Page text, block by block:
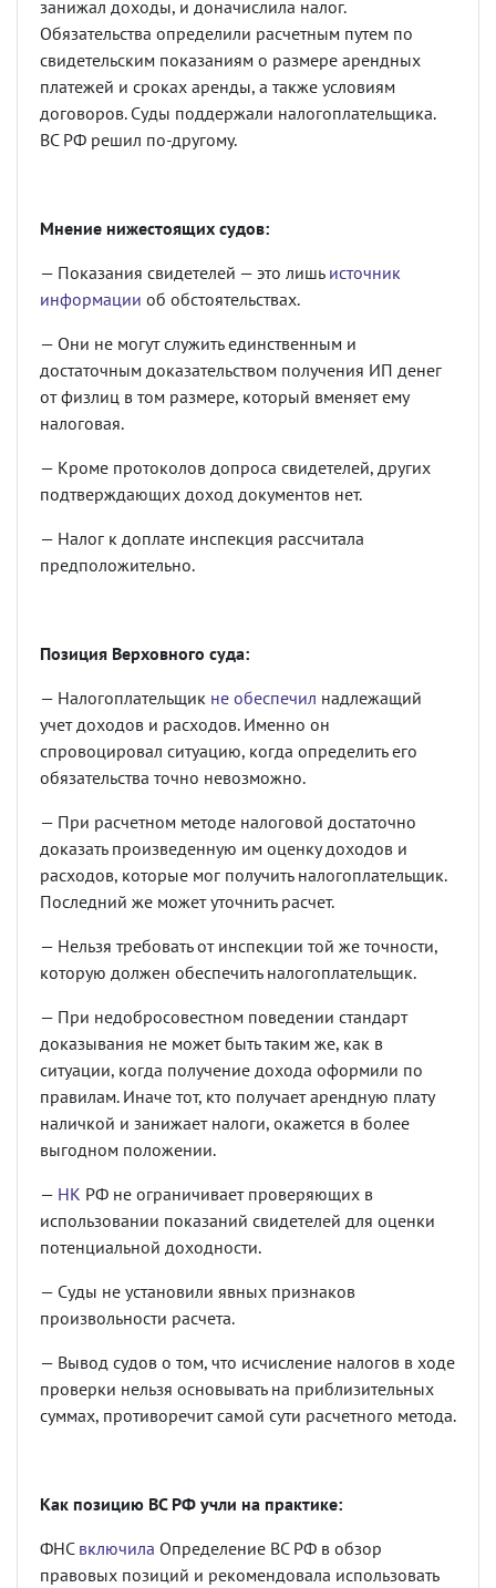
занижал доходы, и доначислила налог.
Обязательства определили расчетным путем по
свидетельским показаниям о размере арендных
платежей и сроках аренды, а также условиям
договоров. Суды поддержали налогоплательщика.
ВС РФ решил по-другому.
Мнение нижестоящих судов:
— Показания свидетелей — это лишь источник
информации об обстоятельствах.
— Они не могут служить единственным и
достаточным доказательством получения ИП денег
от физлиц в том размере, который вменяет ему
налоговая.
— Кроме протоколов допроса свидетелей, других
подтверждающих доход документов нет.
— Налог к доплате инспекция рассчитала
предположительно.
Позиция Верховного суда:
— Налогоплательщик не обеспечил надлежащий
учет доходов и расходов. Именно он
спровоцировал ситуацию, когда определить его
обязательства точно невозможно.
— При расчетном методе налоговой достаточно
доказать произведенную им оценку доходов и
расходов, которые мог получить налогоплательщик.
Последний же может уточнить расчет.
— Нельзя требовать от инспекции той же точности,
которую должен обеспечить налогоплательщик.
— При недобросовестном поведении стандарт
доказывания не может быть таким же, как в
ситуации, когда получение дохода оформили по
правилам. Иначе тот, кто получает арендную плату
наличкой и занижает налоги, окажется в более
выгодном положении.
— НК РФ не ограничивает проверяющих в
использовании показаний свидетелей для оценки
потенциальной доходности.
— Суды не установили явных признаков
произвольности расчета.
— Вывод судов о том, что исчисление налогов в ходе
проверки нельзя основывать на приблизительных
суммах, противоречит самой сути расчетного метода.
Как позицию ВС РФ учли на практике:
ФНС включила Определение ВС РФ в обзор
правовых позиций и рекомендовала использовать